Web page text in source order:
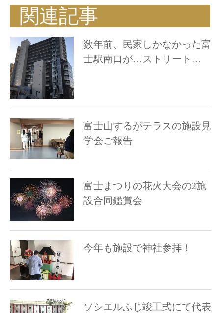
関連記事
数年前、民家しかなかった富
士駅南口が…ストリート…
富士山するがテラスの施設見
学会ご報告
富士まつりの花火大会の2施
設合同鑑賞会
今年も施設で神社参拝！
ソシエルふじ竣工式にて代表